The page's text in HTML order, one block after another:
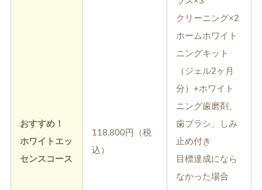
矯正治療
予防歯科 よくある質問
おすすめ！
ホワイトエッ
センスコース
118,800円（税
込）
クリーニング×2
ホームホワイト
ニングキット
（ジェル2ヶ月
分）+ホワイト
ニング歯磨剤、
歯ブラシ、しみ
止め付き
目標達成になら
なかった場合